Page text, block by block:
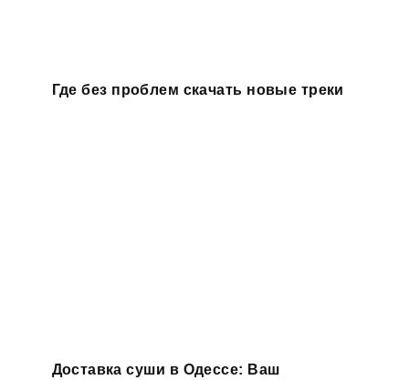
Где без проблем скачать новые треки
Доставка суши в Одессе: Ваш